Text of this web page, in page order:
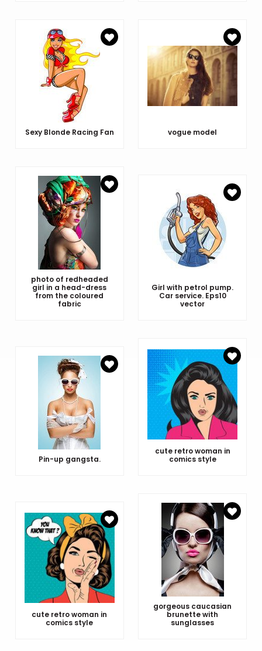
Sexy Blonde Racing Fan vogue model
photo of redheaded
girl in a head-dress
from the coloured
fabric
Girl with petrol pump.
Car service. Eps10
vector
Pin-up gangsta.
cute retro woman in
comics style
cute retro woman in
comics style
gorgeous caucasian
brunette with
sunglasses